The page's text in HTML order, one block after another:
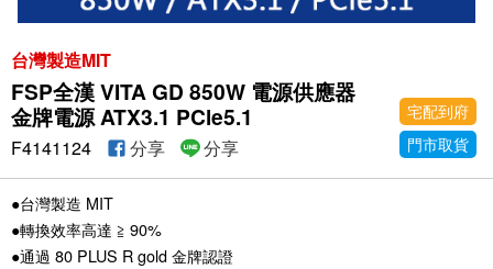
台灣製造MIT
FSP全漢 VITA GD 850W 電源供應器
金牌電源 ATX3.1 PCle5.1
宅配到府
門市取貨
F4141124 分享 分享
●台灣製造 MIT
●轉換效率高達 ≧ 90%
●通過 80 PLUS R gold 金牌認證